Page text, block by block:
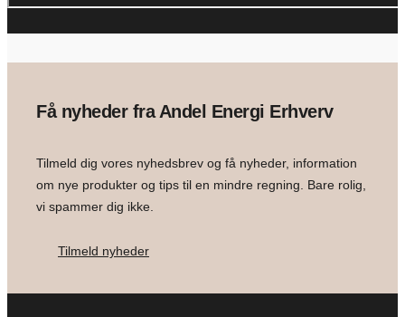
Få nyheder fra Andel Energi Erhverv
Tilmeld dig vores nyhedsbrev og få nyheder, information
om nye produkter og tips til en mindre regning. Bare rolig,
vi spammer dig ikke.
Tilmeld nyheder